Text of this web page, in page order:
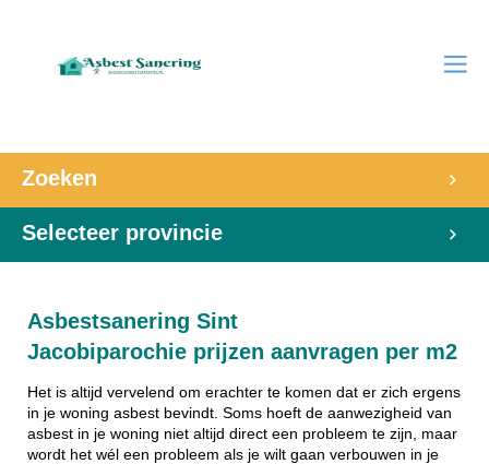
Zoeken
Selecteer provincie
Asbestsanering Sint
Jacobiparochie prijzen aanvragen per m2
Het is altijd vervelend om erachter te komen dat er zich ergens
in je woning asbest bevindt. Soms hoeft de aanwezigheid van
asbest in je woning niet altijd direct een probleem te zijn, maar
wordt het wél een probleem als je wilt gaan verbouwen in je